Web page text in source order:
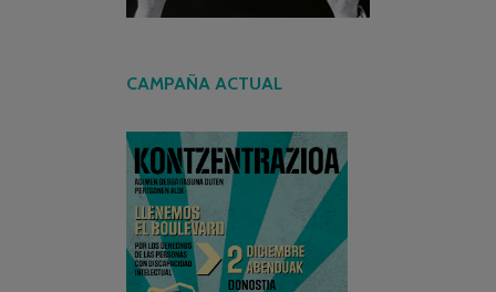
CAMPAÑA ACTUAL